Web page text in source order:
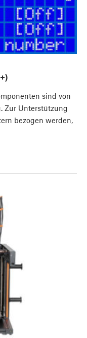
sind von
Zur Unterstützung
bezogen werden,